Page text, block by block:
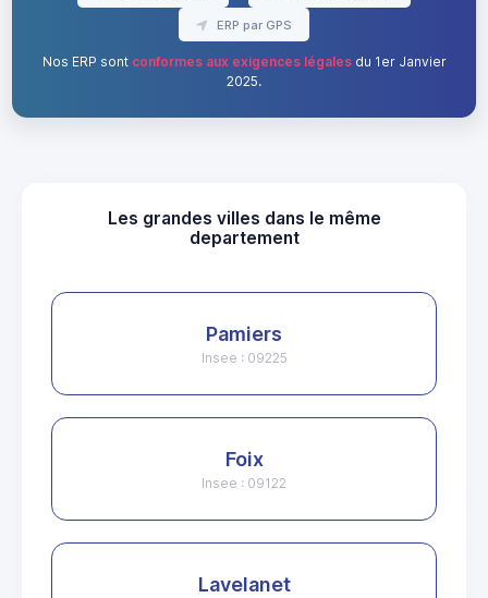
ERP par GPS
Nos ERP sont conformes aux exigences légalesdu 1er Janvier
2025.
Les grandes villes dans le même
departement
Pamiers
Insee : 09225
Foix
Insee : 09122
Lavelanet